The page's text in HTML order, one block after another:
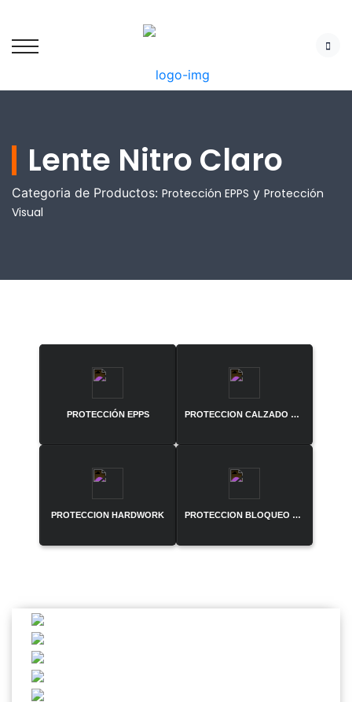
Lente Nitro Claro
Categoria de Productos: Protección EPPS y Protección
Visual
PROTECCIÓN EPPS PROTECCION CALZADO DE SEGURIDAD
PROTECCION HARDWORK PROTECCION BLOQUEO Y ETIQUETADO